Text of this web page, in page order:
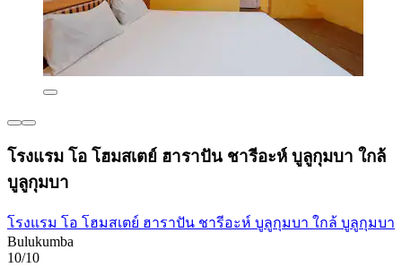
โรงแรม โอ โฮมสเตย์ ฮาราปัน ชารีอะห์ บูลูกุมบา ใกล้
บูลูกุมบา
โรงแรม โอ โฮมสเตย์ ฮาราปัน ชารีอะห์ บูลูกุมบา ใกล้ บูลูกุมบา
Bulukumba
10/10